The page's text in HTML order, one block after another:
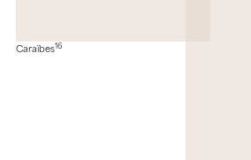
Caraïbes16